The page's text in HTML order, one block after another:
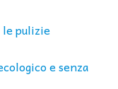
pulizie
e senza